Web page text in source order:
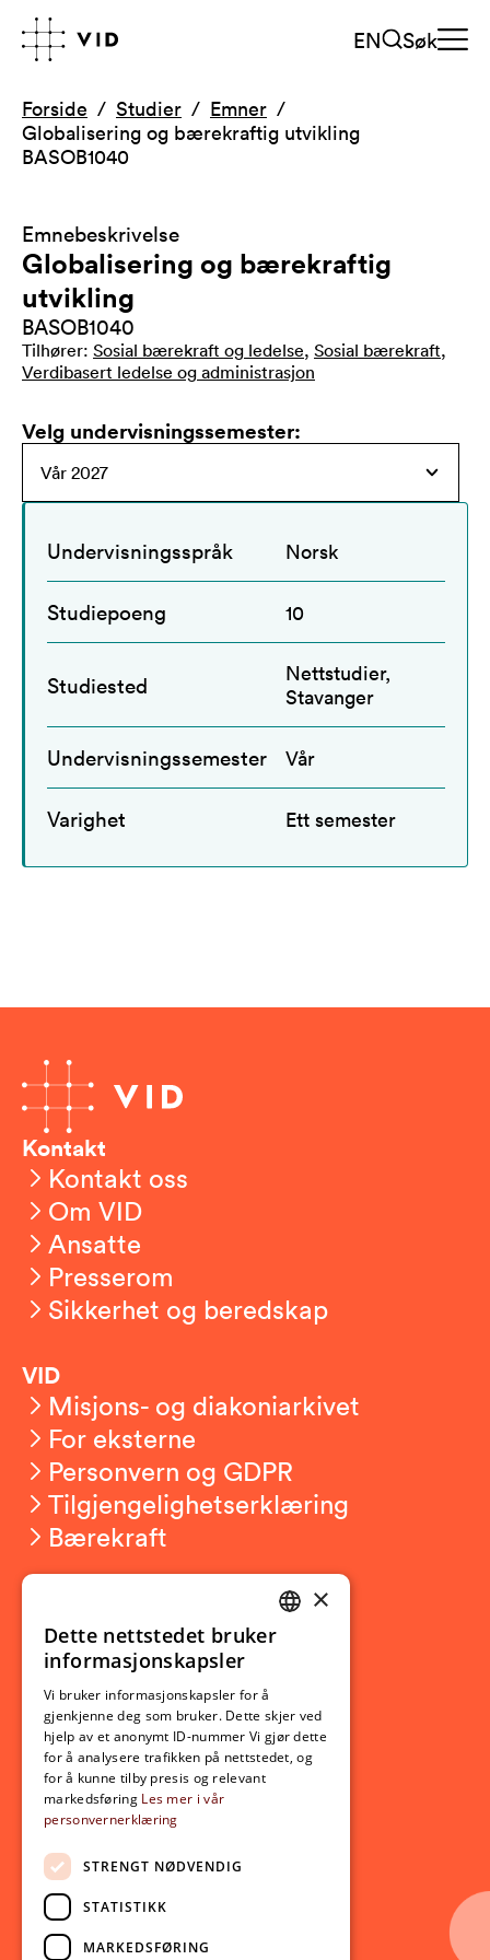
EN Søk
Forside Studier
Emner
Globalisering og bærekraftig utvikling
BASOB1040
Emnebeskrivelse
Globalisering og bærekraftig
utvikling
BASOB1040
Tilhører: Sosial bærekraft og ledelse, Sosial bærekraft,
Verdibasert ledelse og administrasjon
Velg undervisningssemester:
Undervisningsspråk Norsk
Studiepoeng 10
Studiested
Nettstudier,
Stavanger
Undervisningssemester Vår
Varighet Ett semester
Kontakt
Kontakt oss
Om VID
Ansatte
Presserom
Sikkerhet og beredskap
VID
Misjons- og diakoniarkivet
For eksterne
Personvern og GDPR
Tilgjengelighetserklæring
Bærekraft
Ny student
Utveksling
Opptak
Lov- og regelverk
Aktuelt
Nyheter
Arrangementer
Nyhetsbrev
Ledige stillinger
NORWEGIAN
×
Dette nettstedet bruker
informasjonskapsler
Vi bruker informasjonskapsler for å
gjenkjenne deg som bruker. Dette skjer ved
hjelp av et anonymt ID-nummer Vi gjør dette
for å analysere trafikken på nettstedet, og
for å kunne tilby presis og relevant
markedsføring Les mer i vår
personvernerklæring
STRENGT NØDVENDIG
STATISTIKK
MARKEDSFØRING